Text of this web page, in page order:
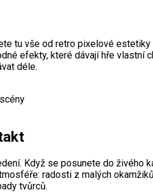
tu vše od retro pixelové
efekty, které dávají hře vlastní
déle.
Když se posunete do živého
radosti z malých
tvůrců.